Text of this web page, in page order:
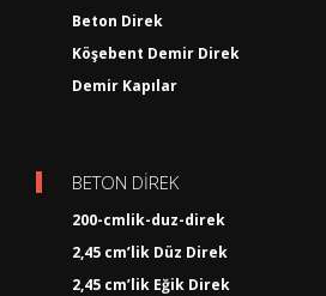
Beton Direk
Köşebent Demir Direk
Demir Kapılar
BETON DİREK
200-cmlik-duz-direk
2,45 cm’lik Düz Direk
2,45 cm’lik Eğik Direk